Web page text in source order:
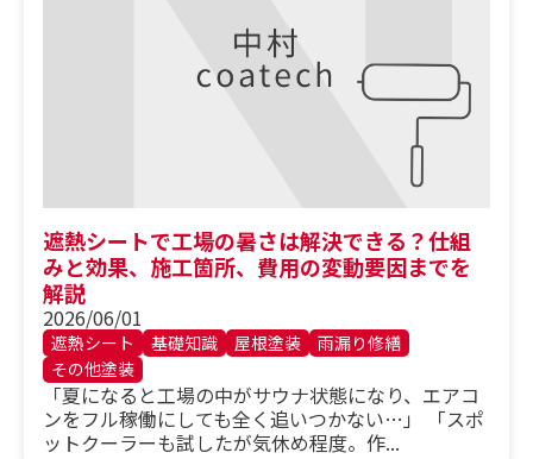
遮熱シートで工場の暑さは解決できる？仕組
みと効果、施工箇所、費用の変動要因までを
解説
2026/06/01
遮熱シート 基礎知識 屋根塗装
雨漏り修繕
その他塗装
「夏になると工場の中がサウナ状態になり、エアコ
ンをフル稼働にしても全く追いつかない…」 「スポ
ットクーラーも試したが気休め程度。作...